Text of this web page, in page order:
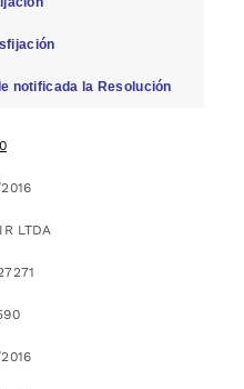
notificada la Resolución
LTDA